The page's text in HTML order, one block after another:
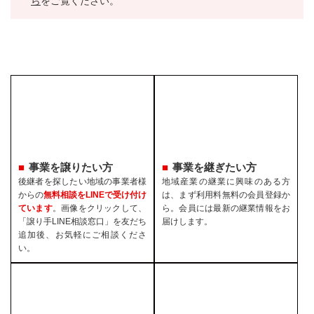
事業を譲りたい方
後継者を探したい地域の事業者様
からの無料相談をLINEで受け付け
ています。画像をクリックして、
「譲り手LINE相談窓口」を友だち
追加後、お気軽にご相談くださ
い。
事業を継ぎたい方
地域産業の継業に興味のある方
は、まず利用料無料の会員登録か
ら。会員には最新の継業情報をお
届けします。